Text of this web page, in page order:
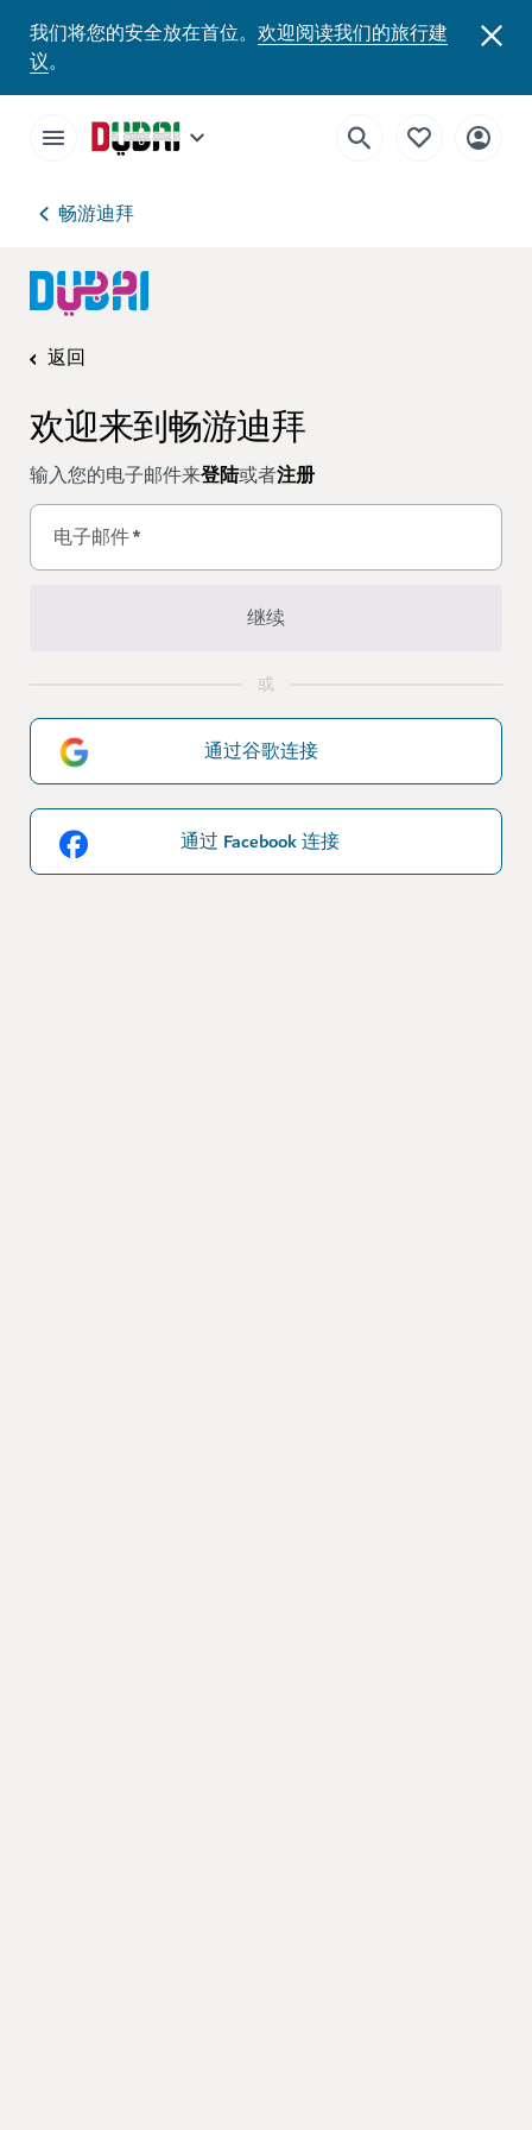
我们将您的安全放在首位。 欢迎阅读我们的旅行建
议。
畅游迪拜
返回
欢迎来到畅游迪拜
输入您的电子邮件来登陆或者注册
电子邮件*
继续
或
通过谷歌连接
通过 Facebook 连接